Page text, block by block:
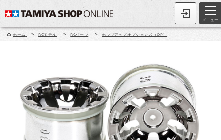
メニュー
ホーム > RCモデル > RCパーツ > ホップアップオプションズ（OP）